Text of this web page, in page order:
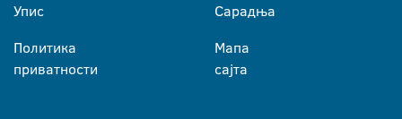
Упис
Политика
приватности
Сарадња
Мапа
сајта